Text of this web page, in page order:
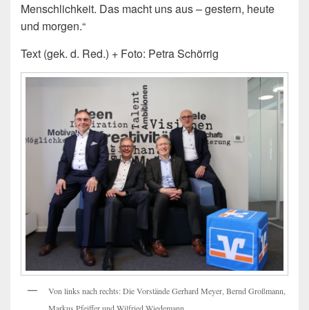
Menschlichkeit. Das macht uns aus – gestern, heute
und morgen.“
Text (gek. d. Red.) + Foto: Petra Schörrig
Von links nach rechts: Die Vorstände Gerhard Meyer, Bernd Großmann,